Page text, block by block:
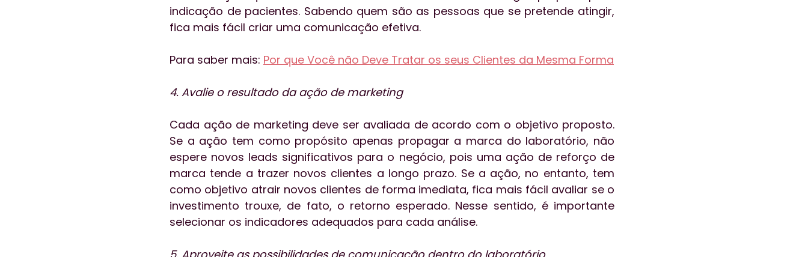
indicação de pacientes. Sabendo quem são as pessoas que se pretende atingir,
fica mais fácil criar uma comunicação efetiva.
Para saber mais: Por que Você não Deve Tratar os seus Clientes da Mesma Forma
4. Avalie o resultado da ação de marketing
Cada ação de marketing deve ser avaliada de acordo com o objetivo proposto.
Se a ação tem como propósito apenas propagar a marca do laboratório, não
espere novos leads significativos para o negócio, pois uma ação de reforço de
marca tende a trazer novos clientes a longo prazo. Se a ação, no entanto, tem
como objetivo atrair novos clientes de forma imediata, fica mais fácil avaliar se o
investimento trouxe, de fato, o retorno esperado. Nesse sentido, é importante
selecionar os indicadores adequados para cada análise.